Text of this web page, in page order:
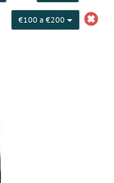
€100 a €200